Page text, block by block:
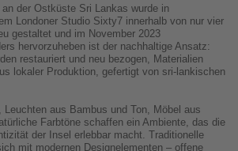
der Ostküste Sri Lankas wurde in
Londoner Studio Sixty7 innerhalb von nur vier
gestaltet und im November 2023
hervorzuheben ist der nachhaltige Ansatz:
restauriert und neu bezogen, Materialien
lokaler Produktion, gefertigt von sri-lankischen
Leuchten aus Bambus und Ton, Möbel aus
Farbtöne schaffen ein Ambiente, das die
der Insel erlebbar macht. Traditionelle
mit modernen Designelementen – offene